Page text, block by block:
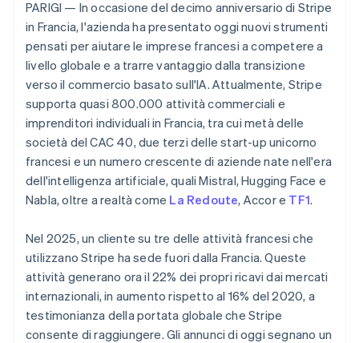
Scopri cosa ti aspetta
Radar
Prevenzione delle frodi
Atlas
Costituzione di start-up
Climate
Rimozione del carbonio
Verifica online dell'identità
Stripe Sessions 2026
Scopri come Stripe sta costruendo l'infrastruttura
Guarda ora
Ecosistema
Partner
Stripe App Marketplace
PARIGI — In occasione del decimo anniversario di Stripe
in Francia, l'azienda ha presentato oggi nuovi strumenti
pensati per aiutare le imprese francesi a competere a
livello globale e a trarre vantaggio dalla transizione
verso il commercio basato sull'IA. Attualmente, Stripe
supporta quasi 800.000 attività commerciali e
imprenditori individuali in Francia, tra cui metà delle
società del CAC 40, due terzi delle start-up unicorno
francesi e un numero crescente di aziende nate nell'era
dell'intelligenza artificiale, quali Mistral, Hugging Face e
Nabla, oltre a realtà come La Redoute, Accor e TF1.
Nel 2025, un cliente su tre delle attività francesi che
utilizzano Stripe ha sede fuori dalla Francia. Queste
attività generano ora il 22% dei propri ricavi dai mercati
internazionali, in aumento rispetto al 16% del 2020, a
testimonianza della portata globale che Stripe
consente di raggiungere. Gli annunci di oggi segnano un